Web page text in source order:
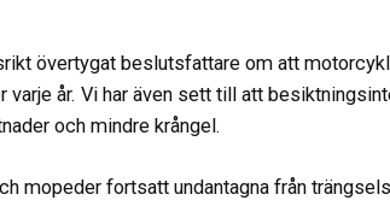
övertygat beslutsfattare om att
varje år. Vi har även sett till att
och mindre krångel.
mopeder fortsatt undantagna från